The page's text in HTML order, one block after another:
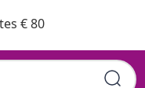
€ 80